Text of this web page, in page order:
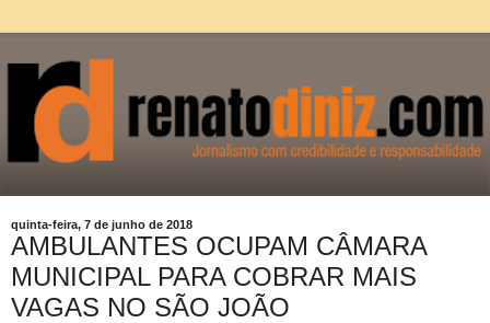
quinta-feira, 7 de junho de 2018
AMBULANTES OCUPAM CÂMARA
MUNICIPAL PARA COBRAR MAIS
VAGAS NO SÃO JOÃO